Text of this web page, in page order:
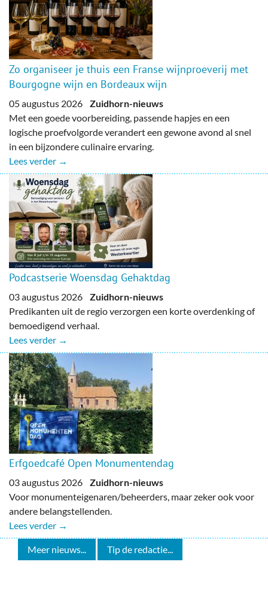
Zo organiseer je thuis een Franse wijnproeverij met
Bourgogne wijn en Bordeaux wijn
05 augustus 2026 Zuidhorn-nieuws
Met een goede voorbereiding, passende hapjes en een
logische proefvolgorde verandert een gewone avond al snel
in een bijzondere culinaire ervaring.
Lees verder →
Podcastserie Woensdag Gehaktdag
03 augustus 2026 Zuidhorn-nieuws
Predikanten uit de regio verzorgen een korte overdenking of
bemoedigend verhaal.
Lees verder →
Erfgoedcafé Open Monumentendag
03 augustus 2026 Zuidhorn-nieuws
Voor monumenteigenaren/beheerders, maar zeker ook voor
andere belangstellenden.
Lees verder →
Meer nieuws... Tip de redactie...